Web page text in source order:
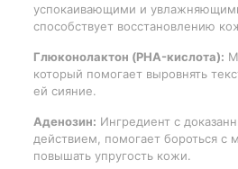
успокаивающими и
способствует восстановлению
Глюконолактон (PHA-кислота):
который помогает выровнять
ей сияние.
Аденозин: Ингредиент с
действием, помогает бороться с
повышать упругость кожи.